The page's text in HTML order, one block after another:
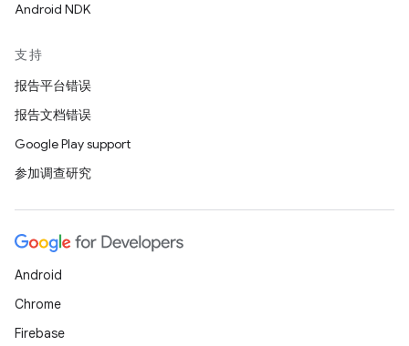
Android NDK
支持
报告平台错误
报告文档错误
Google Play support
参加调查研究
Android
Chrome
Firebase